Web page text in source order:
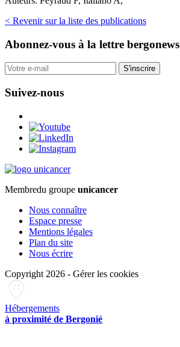
< Revenir sur la liste des publications
Abonnez-vous à la lettre bergonews
S'inscrire
Suivez-nous
Membredu groupe unicancer
Nous connaître
Espace presse
Mentions légales
Plan du site
Nous écrire
Copyright 2026 - Gérer les cookies
Hébergements
à proximité de Bergonié